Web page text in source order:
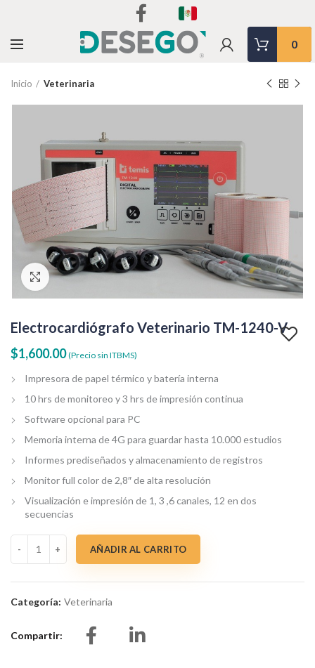
0
Inicio Veterinaria
Clic para agrandar
Electrocardiógrafo Veterinario TM-1240-V
$1,600.00 (Precio sin ITBMS)
Impresora de papel térmico y batería interna
10 hrs de monitoreo y 3 hrs de impresión continua
Software opcional para PC
Memoria interna de 4G para guardar hasta 10.000 estudios
Informes prediseñados y almacenamiento de registros
Monitor full color de 2,8″ de alta resolución
Visualización e impresión de 1, 3 ,6 canales, 12 en dos
secuencias
Electrocardiógrafo Veterinario TM-1240-V cantidad
AÑADIR AL CARRITO
Categoría: Veterinaria
Compartir